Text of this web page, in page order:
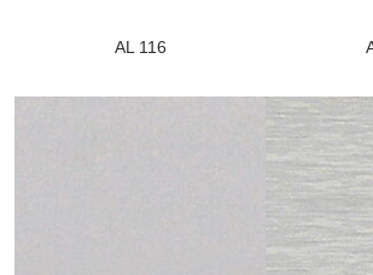
AL 116